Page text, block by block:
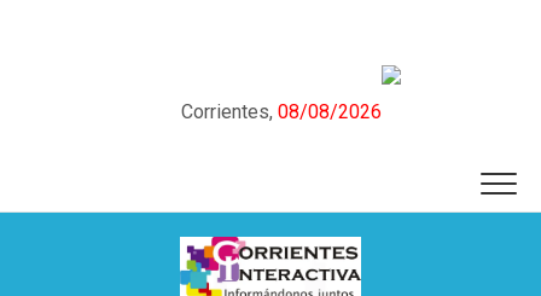
Corrientes, 08/08/2026